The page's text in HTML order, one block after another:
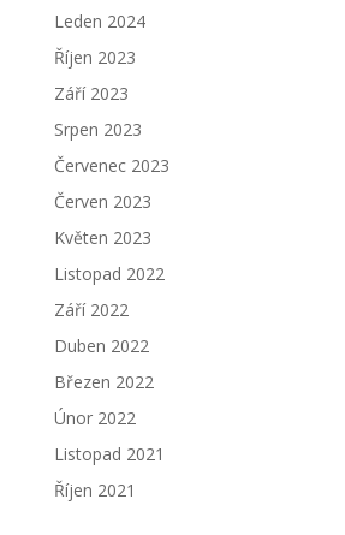
Leden 2024
Říjen 2023
Září 2023
Srpen 2023
Červenec 2023
Červen 2023
Květen 2023
Listopad 2022
Září 2022
Duben 2022
Březen 2022
Únor 2022
Listopad 2021
Říjen 2021